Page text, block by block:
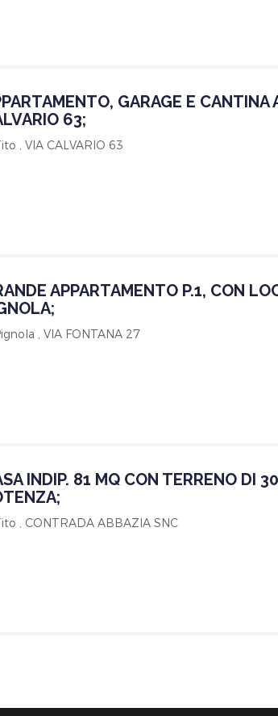
GARAGE E CANTINA
63;
, VIA CALVARIO 63
APPARTAMENTO P.1, CON
, VIA FONTANA 27
INDIP. 81 MQ CON TERRENO DI
, CONTRADA ABBAZIA SNC